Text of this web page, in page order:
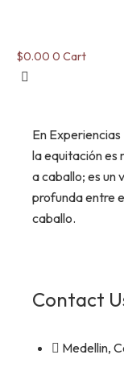
$0.00 0 Cart
En
la equitación es
a caballo; es un
profunda entre
caballo.
Contact
Medellin,